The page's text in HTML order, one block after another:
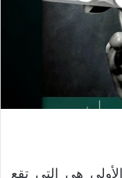
هي التي تقع